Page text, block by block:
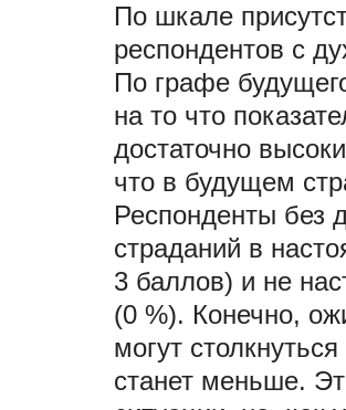
По шкале
респондентов с
По графе
на то что
достаточно
что в будущем
Респонденты без
страданий в
3 баллов) и не
(0 %). Конечно,
могут
станет меньше.